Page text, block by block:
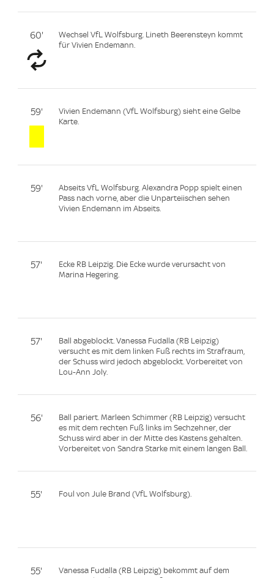
60'
Wechsel VfL Wolfsburg. Lineth Beerensteyn kommt
für Vivien Endemann.
59'
Vivien Endemann (VfL Wolfsburg) sieht eine Gelbe
Karte.
59'
Abseits VfL Wolfsburg. Alexandra Popp spielt einen
Pass nach vorne, aber die Unparteiischen sehen
Vivien Endemann im Abseits.
57'
Ecke RB Leipzig. Die Ecke wurde verursacht von
Marina Hegering.
57'
Ball abgeblockt. Vanessa Fudalla (RB Leipzig)
versucht es mit dem linken Fuß rechts im Strafraum,
der Schuss wird jedoch abgeblockt. Vorbereitet von
Lou-Ann Joly.
56'
Ball pariert. Marleen Schimmer (RB Leipzig) versucht
es mit dem rechten Fuß links im Sechzehner, der
Schuss wird aber in der Mitte des Kastens gehalten.
Vorbereitet von Sandra Starke mit einem langen Ball.
55' Foul von Jule Brand (VfL Wolfsburg).
55'
Vanessa Fudalla (RB Leipzig) bekommt auf dem